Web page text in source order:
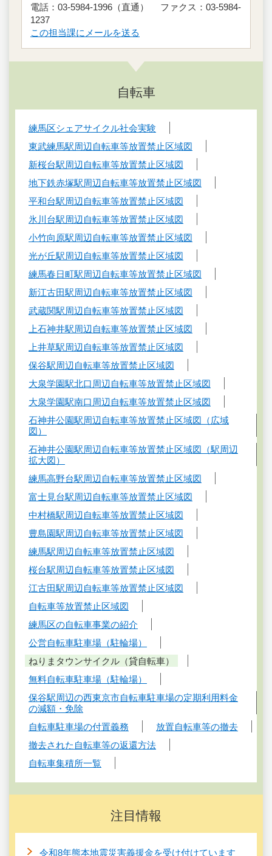
電話：03-5984-1996（直通） ファクス：03-5984-
1237
この担当課にメールを送る
自転車
練馬区シェアサイクル社会実験
東武練馬駅周辺自転車等放置禁止区域図
新桜台駅周辺自転車等放置禁止区域図
地下鉄赤塚駅周辺自転車等放置禁止区域図
平和台駅周辺自転車等放置禁止区域図
氷川台駅周辺自転車等放置禁止区域図
小竹向原駅周辺自転車等放置禁止区域図
光が丘駅周辺自転車等放置禁止区域図
練馬春日町駅周辺自転車等放置禁止区域図
新江古田駅周辺自転車等放置禁止区域図
武蔵関駅周辺自転車等放置禁止区域図
上石神井駅周辺自転車等放置禁止区域図
上井草駅周辺自転車等放置禁止区域図
保谷駅周辺自転車等放置禁止区域図
大泉学園駅北口周辺自転車等放置禁止区域図
大泉学園駅南口周辺自転車等放置禁止区域図
石神井公園駅周辺自転車等放置禁止区域図（広域
図）
石神井公園駅周辺自転車等放置禁止区域図（駅周辺
拡大図）
練馬高野台駅周辺自転車等放置禁止区域図
富士見台駅周辺自転車等放置禁止区域図
中村橋駅周辺自転車等放置禁止区域図
豊島園駅周辺自転車等放置禁止区域図
練馬駅周辺自転車等放置禁止区域図
桜台駅周辺自転車等放置禁止区域図
江古田駅周辺自転車等放置禁止区域図
自転車等放置禁止区域図
練馬区の自転車事業の紹介
公営自転車駐車場（駐輪場）
ねりまタウンサイクル（貸自転車）
無料自転車駐車場（駐輪場）
保谷駅周辺の西東京市自転車駐車場の定期利用料金
の減額・免除
自転車駐車場の付置義務
放置自転車等の撤去
撤去された自転車等の返還方法
自転車集積所一覧
注目情報
令和8年熊本地震災害義援金を受け付けています